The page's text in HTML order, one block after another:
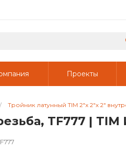
Проекты
/ Тройник латунный TIM 2"x 2"x 2"
TF777 |